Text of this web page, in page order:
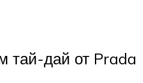
тай-дай от Prada